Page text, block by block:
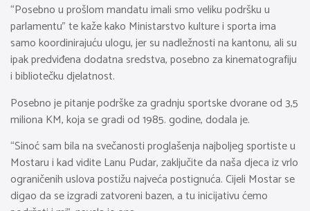
“Posebno u prošlom mandatu imali smo veliku podršku u
parlamentu” te kaže kako Ministarstvo kulture i sporta ima
samo koordinirajuću ulogu, jer su nadležnosti na kantonu, ali su
ipak predviđena dodatna sredstva, posebno za kinematografiju
i bibliotečku djelatnost.
Posebno je pitanje podrške za gradnju sportske dvorane od 3,5
miliona KM, koja se gradi od 1985. godine, dodala je.
“Sinoć sam bila na svečanosti proglašenja najboljeg sportiste u
Mostaru i kad vidite Lanu Pudar, zaključite da naša djeca iz vrlo
ograničenih uslova postižu najveća postignuća. Cijeli Mostar se
digao da se izgradi zatvoreni bazen, a tu inicijativu ćemo